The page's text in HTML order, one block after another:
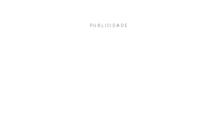
PUBLICIDADE